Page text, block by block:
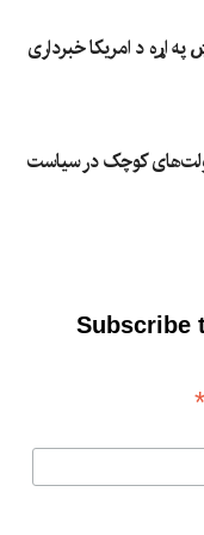
اړه د امریکا خبرداری
کوچک در سیاست
Subscribe
*